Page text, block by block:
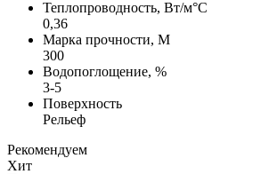
Теплопроводность, Вт/м°С
0,36
Марка прочности, М
300
Водопоглощение, %
3-5
Поверхность
Рельеф
Рекомендуем
Хит